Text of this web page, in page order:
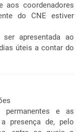
coordenadores
do CNE estiver
apresentada ao
úteis a contar do
permanentes e as
presença de, pelo